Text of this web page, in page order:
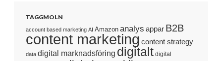
TAGGMOLN
account based marketing AI Amazon analys appar B2B
content marketing content strategy
data digital marknadsföring digitalt digital